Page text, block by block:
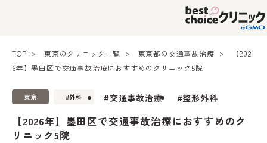
TOP 東京のクリニック一覧 東京都の交通事故治療
【202
6年】墨田区で交通事故治療におすすめのクリニック5院
東京 #外科 #交通事故治療 #整形外科
【2026年】墨田区で交通事故治療におすすめのク
リニック5院